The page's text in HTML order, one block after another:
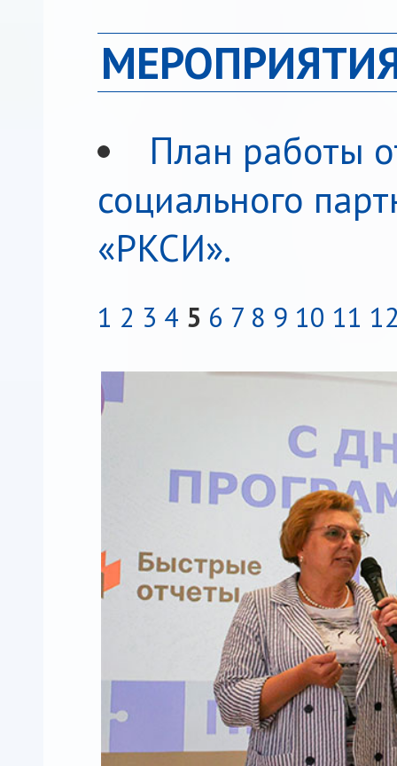
План работы
социального
«РКСИ».
1 2 3 4 5 6 7 8 9 10 11